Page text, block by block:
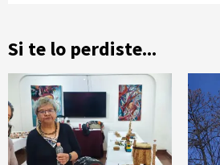
Si te lo perdiste...